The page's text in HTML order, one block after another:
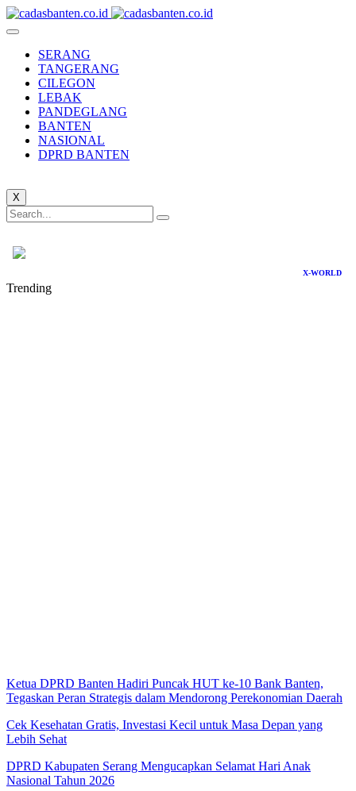
SERANG
TANGERANG
CILEGON
LEBAK
PANDEGLANG
BANTEN
NASIONAL
DPRD BANTEN
X
X-WORLD
Trending
Ketua DPRD Banten Hadiri Puncak HUT ke-10 Bank Banten,
Tegaskan Peran Strategis dalam Mendorong Perekonomian Daerah
Cek Kesehatan Gratis, Investasi Kecil untuk Masa Depan yang
Lebih Sehat
DPRD Kabupaten Serang Mengucapkan Selamat Hari Anak
Nasional Tahun 2026